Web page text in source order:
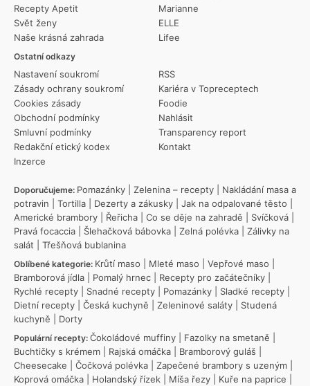
Recepty Apetit
Svět ženy
Naše krásná zahrada
Ostatní odkazy
Nastavení soukromí
Zásady ochrany soukromí
Cookies zásady
Obchodní podmínky
Smluvní podmínky
Redakční etický kodex
Inzerce
RSS
Kariéra v Topreceptech
Foodie
Nahlásit
Transparency report
Kontakt
Marianne
ELLE
Lifee
Doporučujeme: Pomazánky Zelenina – recepty
Nakládání masa a
potravin
Tortilla Dezerty a zákusky Jak na odpalované těsto
Americké brambory
Řeřicha Co se děje na zahradě Svíčková
Pravá focaccia
Šlehačková bábovka Zelná polévka
Zálivky na
salát
Třešňová bublanina
Oblíbené kategorie: Krůtí maso Mleté maso Vepřové maso
Bramborová jídla
Pomalý hrnec Recepty pro začátečníky
Rychlé recepty
Snadné recepty Pomazánky Sladké recepty
Dietní recepty
Česká kuchyně Zeleninové saláty
Studená
kuchyně
Dorty
Populární recepty: Čokoládové muffiny Fazolky na smetaně
Buchtičky s krémem
Rajská omáčka Bramborový guláš
Cheesecake
Čočková polévka Zapečené brambory s uzeným
Koprová omáčka
Holandský řízek Míša řezy Kuře na paprice